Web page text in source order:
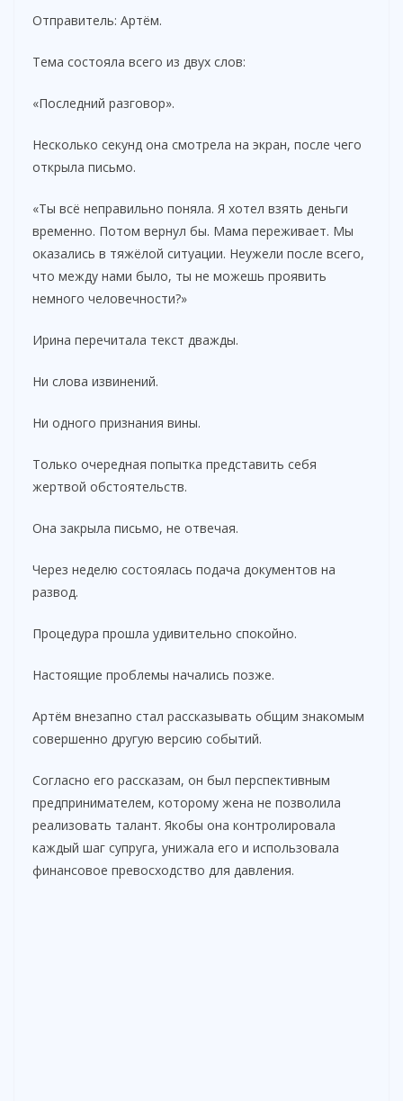
Отправитель: Артём.
Тема состояла всего из двух слов:
«Последний разговор».
Несколько секунд она смотрела на экран, после чего
открыла письмо.
«Ты всё неправильно поняла. Я хотел взять деньги
временно. Потом вернул бы. Мама переживает. Мы
оказались в тяжёлой ситуации. Неужели после всего,
что между нами было, ты не можешь проявить
немного человечности?»
Ирина перечитала текст дважды.
Ни слова извинений.
Ни одного признания вины.
Только очередная попытка представить себя
жертвой обстоятельств.
Она закрыла письмо, не отвечая.
Через неделю состоялась подача документов на
развод.
Процедура прошла удивительно спокойно.
Настоящие проблемы начались позже.
Артём внезапно стал рассказывать общим знакомым
совершенно другую версию событий.
Согласно его рассказам, он был перспективным
предпринимателем, которому жена не позволила
реализовать талант. Якобы она контролировала
каждый шаг супруга, унижала его и использовала
финансовое превосходство для давления.